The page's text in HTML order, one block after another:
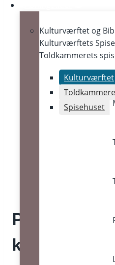
Kulturværftet og
Kulturværftets
Toldkammerets
Kulturværftet
Spisehuset
Praktisk
koncerten